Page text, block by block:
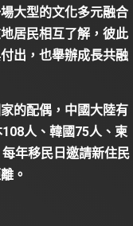
大型的文化多元融合
居民相互了解，彼此
出，也舉辦成長共融
的配偶，中國大陸有
人、韓國75人、柬
年移民日邀請新住民
。